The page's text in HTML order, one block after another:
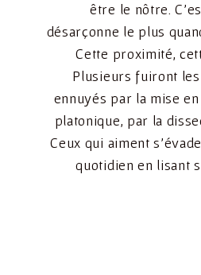
être le nôtre.
désarçonne le plus
Cette proximité,
Plusieurs fuiront
ennuyés par la mise
platonique, par la
Ceux qui aiment
quotidien en lisant